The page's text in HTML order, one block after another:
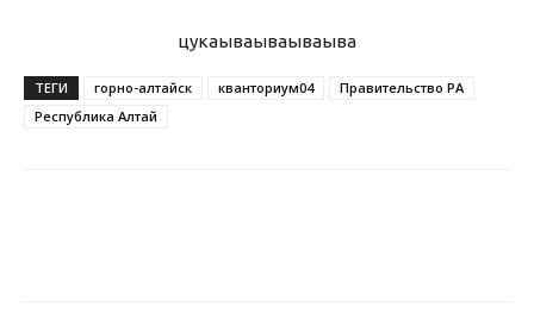
цукаываываываыва
ТЕГИ горно-алтайск кванториум04
Правительство РА
Республика Алтай